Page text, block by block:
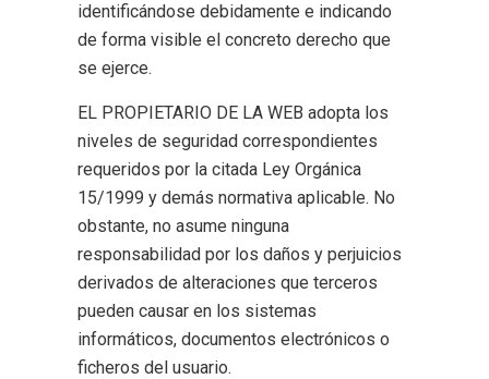
identificándose debidamente e indicando
de forma visible el concreto derecho que
se ejerce.
EL PROPIETARIO DE LA WEB adopta los
niveles de seguridad correspondientes
requeridos por la citada Ley Orgánica
15/1999 y demás normativa aplicable. No
obstante, no asume ninguna
responsabilidad por los daños y perjuicios
derivados de alteraciones que terceros
pueden causar en los sistemas
informáticos, documentos electrónicos o
ficheros del usuario.